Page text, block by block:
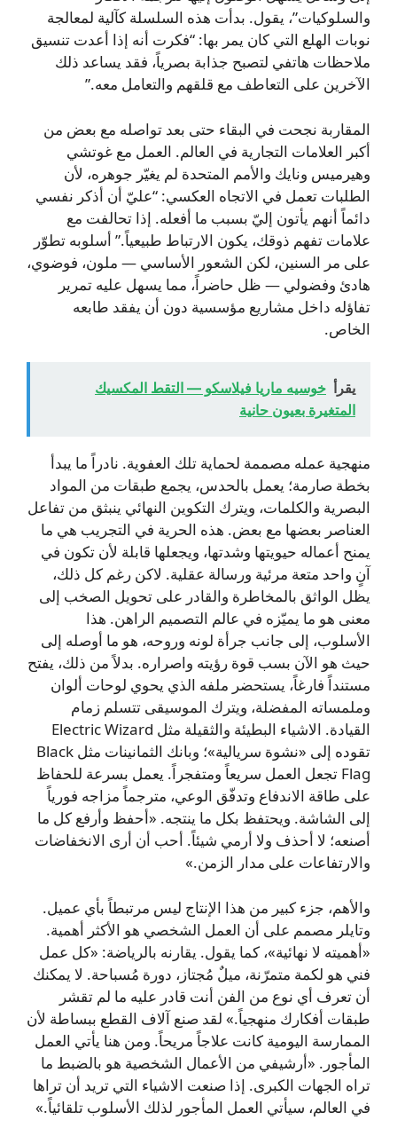
والسلوكيات”، يقول. بدأت هذه السلسلة كآلية لمعالجة
نوبات الهلع التي كان يمر بها: “فكرت أنه إذا أعدت تنسيق
ملاحظات هاتفي لتصبح جذابة بصرياً، فقد يساعد ذلك
الآخرين على التعاطف مع قلقهم والتعامل معه.”
المقاربة نجحت في البقاء حتى بعد تواصله مع بعض من
أكبر العلامات التجارية في العالم. العمل مع غوتشي
وهيرميس ونايك والأمم المتحدة لم يغيّر جوهره، لأن
الطلبات تعمل في الاتجاه العكسي: “عليّ أن أذكر نفسي
دائماً أنهم يأتون إليّ بسبب ما أفعله. إذا تحالفت مع
علامات تفهم ذوقك، يكون الارتباط طبيعياً.” أسلوبه تطوّر
على مر السنين، لكن الشعور الأساسي — ملون، فوضوي،
هادئ وفضولي — ظل حاضراً، مما يسهل عليه تمرير
تفاؤله داخل مشاريع مؤسسية دون أن يفقد طابعه
الخاص.
يقرأ خوسيه ماريا فيلاسكو — التقط المكسيك
المتغيرة بعيون حانية
منهجية عمله مصممة لحماية تلك العفوية. نادراً ما يبدأ
بخطة صارمة؛ يعمل بالحدس، يجمع طبقات من المواد
البصرية والكلمات، ويترك التكوين النهائي ينبثق من تفاعل
العناصر بعضها مع بعض. هذه الحرية في التجريب هي ما
يمنح أعماله حيويتها وشدتها، ويجعلها قابلة لأن تكون في
آنٍ واحد متعة مرئية ورسالة عقلية. لاكن رغم كل ذلك،
يظل الواثق بالمخاطرة والقادر على تحويل الصخب إلى
معنى هو ما يميّزه في عالم التصميم الراهن. هذا
الأسلوب، إلى جانب جرأة لونه وروحه، هو ما أوصله إلى
حيث هو الآن بسب قوة رؤيته واصراره. بدلاً من ذلك، يفتح
مستنداً فارغاً، يستحضر ملفه الذي يحوي لوحات ألوان
وملمساته المفضلة، ويترك الموسيقى تتسلم زمام
القيادة. الاشياء البطيئة والثقيلة مثل Electric Wizard
تقوده إلى «نشوة سريالية»؛ وبانك الثمانينات مثل Black
Flag تجعل العمل سريعاً ومتفجراً. يعمل بسرعة للحفاظ
على طاقة الاندفاع وتدفّق الوعي، مترجماً مزاجه فورياً
إلى الشاشة. ويحتفظ بكل ما ينتجه. «أحفظ وأرفع كل ما
أصنعه؛ لا أحذف ولا أرمي شيئاً. أحب أن أرى الانخفاضات
والارتفاعات على مدار الزمن.»
والأهم، جزء كبير من هذا الإنتاج ليس مرتبطاً بأي عميل.
وتايلر مصمم على أن العمل الشخصي هو الأكثر أهمية.
«أهميته لا نهائية»، كما يقول. يقارنه بالرياضة: «كل عمل
فني هو لكمة متمرّنة، ميلٌ مُجتاز، دورة مُسباحة. لا يمكنك
أن تعرف أي نوع من الفن أنت قادر عليه ما لم تقشر
طبقات أفكارك منهجياً.» لقد صنع آلاف القطع ببساطة لأن
الممارسة اليومية كانت علاجاً مريحاً. ومن هنا يأتي العمل
المأجور. «أرشيفي من الأعمال الشخصية هو بالضبط ما
تراه الجهات الكبرى. إذا صنعت الاشياء التي تريد أن تراها
في العالم، سيأتي العمل المأجور لذلك الأسلوب تلقائياً.»